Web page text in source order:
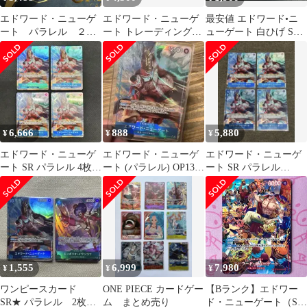
エドワード・ニューゲ
ート パラレル ２枚
セット ワンピースカ
ードゲーム
エドワード・ニューゲ
ート トレーディングカ
ード 4枚セット
最安値 エドワード•ニ
ューゲート 白ひげ SR
パラレル SR 3枚セット
¥6,666
エドワード・ニューゲ
ート SR パラレル 4枚セ
ット OP13 ワンピース
カード
¥888
エドワード・ニューゲ
ート (パラレル) OP13-
042
¥5,880
エドワード・ニューゲ
ート SR パラレル
OP13-042 受け継がれる
意志
¥1,555
ワンピースカード
SR★ パラレル 2枚セ
¥6,999
ONE PIECE カードゲー
ム まとめ売り
¥7,980
【Bランク】エドワー
ド・ニューゲート（SP